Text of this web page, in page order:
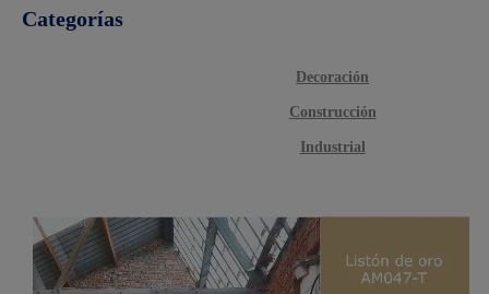
Categorías
Decoración
Construcción
Industrial